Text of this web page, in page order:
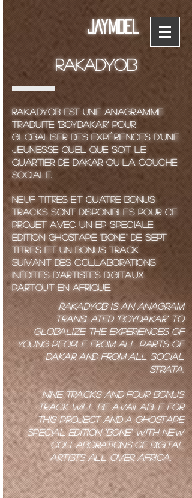
JAYMDEL
RAKADYOB
Rakadyob est une anagramme
traduite “boydakar” pour
globaliser des expériences d’une
jeunesse quel que soit le
quartier de Dakar ou la couche
sociale.
Neuf titres et quatre bonus
tracks sont disponibles pour ce
projet avec un EP Speciale
Edition ghostape "BONe" de Sept
Titres et un Bonus Track
suivant des collaborations
inédites d’artistes digitaux
partout en Afrique.
.Rakadyob is an anagram
translated "boydakar" to
globalize the experiences of
young people from all parts of
Dakar and from all social
strata.
Nine tracks and four bonus
track will be available for
this project and a ghostape
Special Edition "BONe" with new
collaborations of digital
artists all over Africa.